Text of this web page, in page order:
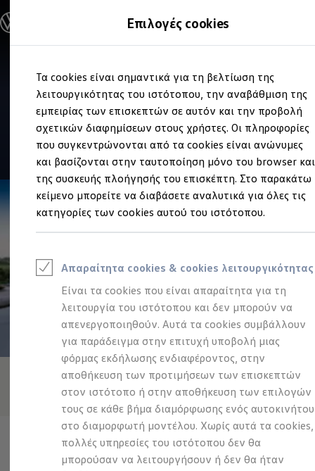
Επιλογές cookies
Τα cookies είναι σημαντικά για τη βελτίωση της
λειτουργικότητας του ιστότοπου, την αναβάθμιση της
εμπειρίας των επισκεπτών σε αυτόν και την προβολή
σχετικών διαφημίσεων στους χρήστες. Οι πληροφορίες
που συγκεντρώνονται από τα cookies είναι ανώνυμες
και βασίζονται στην ταυτοποίηση μόνο του browser και
της συσκευής πλοήγησής του επισκέπτη. Στο παρακάτω
κείμενο μπορείτε να διαβάσετε αναλυτικά για όλες τις
κατηγορίες των cookies αυτού του ιστότοπου.
Απαραίτητα cookies & cookies λειτουργικότητας
Είναι τα cookies που είναι απαραίτητα για τη
λειτουργία του ιστότοπου και δεν μπορούν να
απενεργοποιηθούν. Αυτά τα cookies συμβάλλουν
για παράδειγμα στην επιτυχή υποβολή μιας
φόρμας εκδήλωσης ενδιαφέροντος, στην
αποθήκευση των προτιμήσεων των επισκεπτών
στον ιστότοπο ή στην αποθήκευση των επιλογών
τους σε κάθε βήμα διαμόρφωσης ενός αυτοκινήτου
στο διαμορφωτή μοντέλου. Χωρίς αυτά τα cookies,
πολλές υπηρεσίες του ιστότοπου δεν θα
μπορούσαν να λειτουργήσουν ή δεν θα ήταν
στο
περιεχόμενο
στο
footer
Ανακαλύψτε τα Μοντέλα
Διαμορφώστε το Volkswagen σας
Επαγγελματικά Οχήματα Volkswagen
Ηλεκτρικά & eHybrid μοντέλα
Ηλεκτρικά μοντέλα
ID.3 Neo
Νέο ID. Polo
ID.4
ID.4 GTX
ID.5
ID.5 GTX
ID.7
ID.7 GTX
ID. Buzz
ID. Buzz Cargo
ID. CROSS
Golf GTE
Νέο Tiguan ehybrid
Νέο Tayron ehybrid
e-Tools για ηλεκτρικά αυτοκίνητα
Προσομοιωτής αυτονομίας
Προσομοιωτής χρόνου φόρτισης
Προσομοιωτής κόστους φόρτισης
ID. Ενημερώσεις λογισμικού
We Charge - Υπηρεσία Φόρτισης
Εύρεση δημόσιων σημείων φόρτισης
ID. Charger
Ενημέρωση ID.
Πλατφόρμα MEB
Μύθοι & Αλήθειες για την ηλεκτροκίνηση
Πού μπορώ να φορτίσω;
Πόσο μακριά μπορώ να φτάσω;
Πωλήσεις και Service
Volkswagen ΚΑΡΑΛΕΛΕΚΗΣ
ΔΗΜΗΤΡΙΟΣ
5|7 Αξιολογήσεις